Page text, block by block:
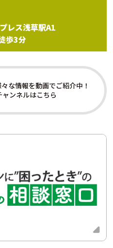
レス浅草駅A1
歩3分
な情報を動画でご紹介中！
ンネルはこちら